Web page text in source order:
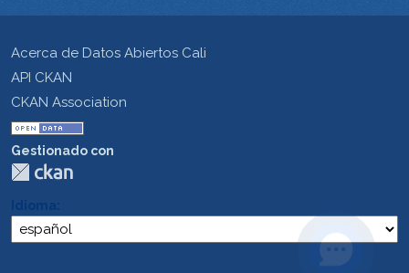
Acerca de Datos Abiertos Cali
API CKAN
CKAN Association
Gestionado con